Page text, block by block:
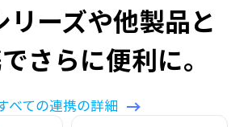
ーズや他製品と
さらに便利に。
べての連携の詳細